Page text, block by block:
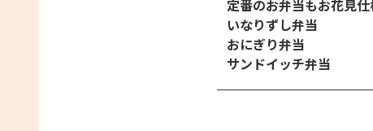
定番のお弁当もお花見
いなりずし弁当
おにぎり弁当
サンドイッチ弁当